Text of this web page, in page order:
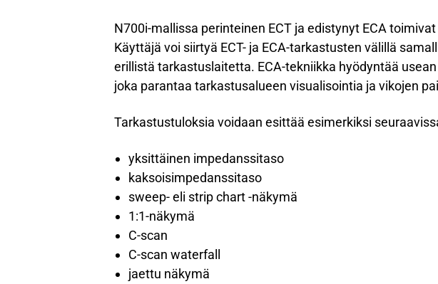
N700i-mallissa perinteinen ECT ja edistynyt ECA
Käyttäjä voi siirtyä ECT- ja ECA-tarkastusten välillä
erillistä tarkastuslaitetta. ECA-tekniikka hyödyntää
joka parantaa tarkastusalueen visualisointia ja vikojen
Tarkastustuloksia voidaan esittää esimerkiksi
yksittäinen impedanssitaso
kaksoisimpedanssitaso
sweep- eli strip chart -näkymä
1:1-näkymä
C-scan
C-scan waterfall
jaettu näkymä